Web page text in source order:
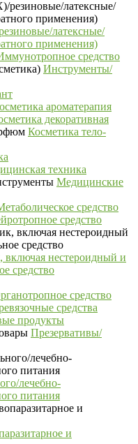
латексные/
применения)
средство
Инструменты/
ароматерапия
декоративная
Косметика тело-
техника
Медицинские
средство
средство
включая нестероидный и
средство
средство
средства
продукты
Презервативы/
лечебно-
питания
и